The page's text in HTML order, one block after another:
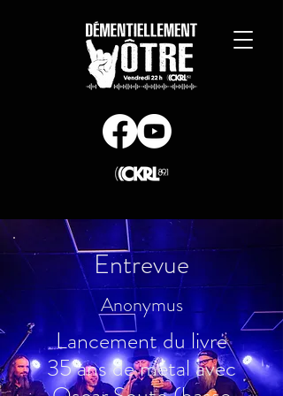
Entrevue
Anonymus
Lancement du livre
35 ans de métal avec